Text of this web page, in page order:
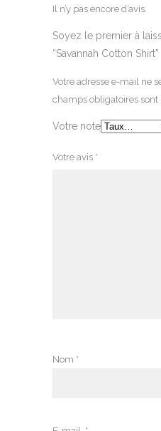
Il n’y pas encore d’avis.
Soyez le premier à
“Savannah Cotton Shirt”
Votre adresse e-mail ne
champs obligatoires sont
Votre note
Votre avis *
Nom *